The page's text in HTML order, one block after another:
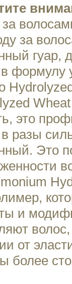
за
за
гуар,
формулу
это
в разы
Это
и
от
более